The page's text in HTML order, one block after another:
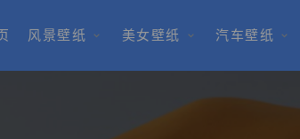
风景壁纸 美女壁纸 汽车壁纸